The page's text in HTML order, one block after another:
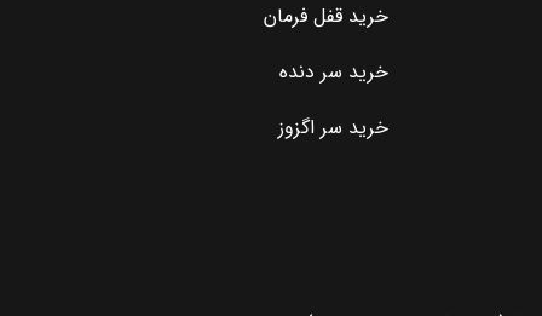
خرید قفل فرمان
خرید سر دنده
خرید سر اگزوز